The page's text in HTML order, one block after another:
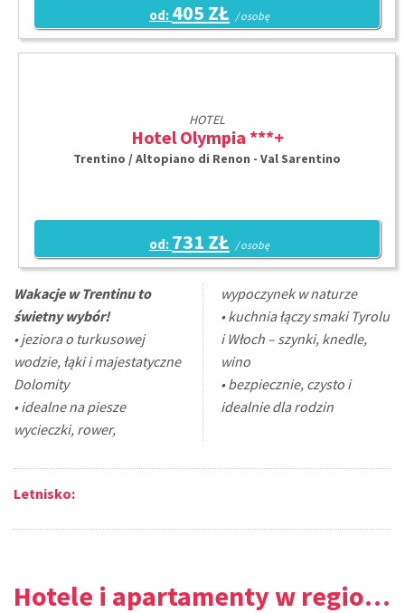
od: 405 ZŁ / osobę
HOTEL
Hotel Olympia ***+
Trentino / Altopiano di Renon - Val Sarentino
od: 731 ZŁ / osobę
Wakacje w Trentinu to
świetny wybór!
• jeziora o turkusowej
wodzie, łąki i majestatyczne
Dolomity
• idealne na piesze
wycieczki, rower,
wypoczynek w naturze
• kuchnia łączy smaki Tyrolu
i Włoch – szynki, knedle,
wino
• bezpiecznie, czysto i
idealnie dla rodzin
Letnisko:
Hotele i apartamenty w regionie Trentino